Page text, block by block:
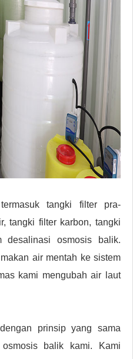
tangki filter pra-
tangki filter karbon, tangki
desalinasi osmosis balik.
air mentah ke sistem
kami mengubah air laut
prinsip yang sama
balik kami. Kami